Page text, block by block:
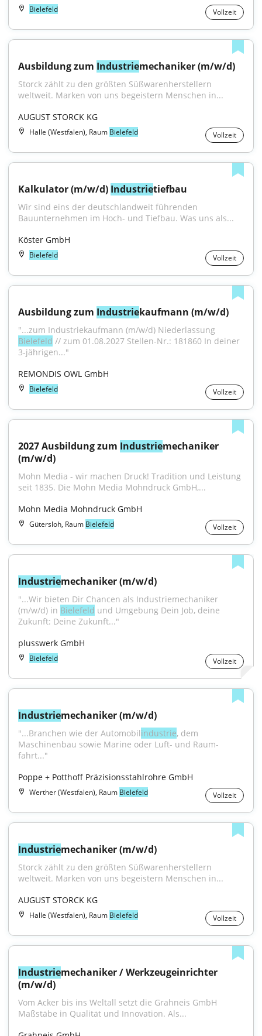
Bielefeld Vollzeit
Ausbildung zum Industriemechaniker (m/w/d)
Storck zählt zu den größten Süßwarenherstellern
weltweit. Marken von uns begeistern Menschen in...
AUGUST STORCK KG
Halle (Westfalen), Raum Bielefeld Vollzeit
Kalkulator (m/w/d) Industrietiefbau
Wir sind eins der deutschlandweit führenden
Bauunternehmen im Hoch- und Tiefbau. Was uns als...
Köster GmbH
Bielefeld Vollzeit
Ausbildung zum Industriekaufmann (m/w/d)
Bielefeld // zum 01.08.2027 Stellen-Nr.: 181860 In deiner
3-jährigen..."
REMONDIS OWL GmbH
Bielefeld Vollzeit
2027 Ausbildung zum Industriemechaniker
(m/w/d)
Mohn Media - wir machen Druck! Tradition und Leistung
seit 1835. Die Mohn Media Mohndruck GmbH,...
Mohn Media Mohndruck GmbH
Gütersloh, Raum Bielefeld Vollzeit
Industriemechaniker (m/w/d)
"...Wir bieten Dir Chancen als Industriemechaniker
(m/w/d) in Bielefeld und Umgebung Dein Job, deine
Zukunft: Deine Zukunft..."
plusswerk GmbH
Bielefeld Vollzeit
Industriemechaniker (m/w/d)
"...Branchen wie der Auto­mobil­industrie, dem
Maschinen­bau sowie Marine oder Luft- und Raum­
fahrt..."
Poppe + Potthoff Präzisionsstahlrohre GmbH
Werther (Westfalen), Raum Bielefeld Vollzeit
Industriemechaniker (m/w/d)
Storck zählt zu den größten Süßwarenherstellern
weltweit. Marken von uns begeistern Menschen in...
AUGUST STORCK KG
Halle (Westfalen), Raum Bielefeld Vollzeit
Industriemechaniker / Werkzeugeinrichter
(m/w/d)
Vom Acker bis ins Weltall setzt die Grahneis GmbH
Maßstäbe in Qualität und Innovation. Als...